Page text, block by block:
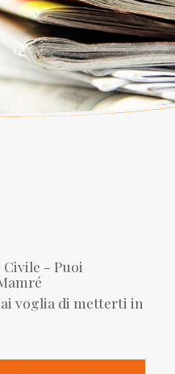
- Puoi
voglia di metterti in